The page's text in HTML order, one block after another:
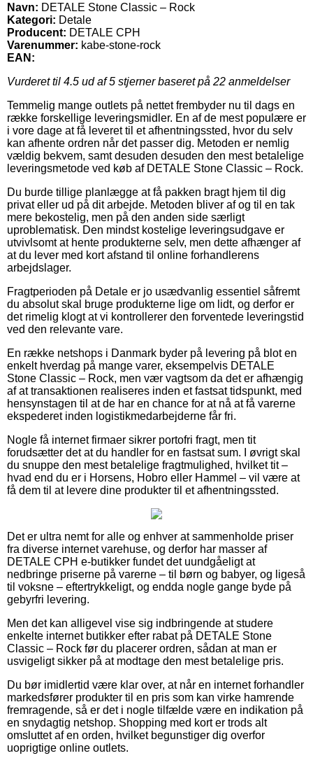
Navn: DETALE Stone Classic – Rock
Kategori: Detale
Producent: DETALE CPH
Varenummer: kabe-stone-rock
EAN:
Vurderet til 4.5 ud af 5 stjerner baseret på 22 anmeldelser
Temmelig mange outlets på nettet frembyder nu til dags en
række forskellige leveringsmidler. En af de mest populære er
i vore dage at få leveret til et afhentningssted, hvor du selv
kan afhente ordren når det passer dig. Metoden er nemlig
vældig bekvem, samt desuden desuden den mest betalelige
leveringsmetode ved køb af DETALE Stone Classic – Rock.
Du burde tillige planlægge at få pakken bragt hjem til dig
privat eller ud på dit arbejde. Metoden bliver af og til en tak
mere bekostelig, men på den anden side særligt
uproblematisk. Den mindst kostelige leveringsudgave er
utvivlsomt at hente produkterne selv, men dette afhænger af
at du lever med kort afstand til online forhandlerens
arbejdslager.
Fragtperioden på Detale er jo usædvanlig essentiel såfremt
du absolut skal bruge produkterne lige om lidt, og derfor er
det rimelig klogt at vi kontrollerer den forventede leveringstid
ved den relevante vare.
En række netshops i Danmark byder på levering på blot en
enkelt hverdag på mange varer, eksempelvis DETALE
Stone Classic – Rock, men vær vagtsom da det er afhængig
af at transaktionen realiseres inden et fastsat tidspunkt, med
hensynstagen til at de har en chance for at nå at få varerne
ekspederet inden logistikmedarbejderne får fri.
Nogle få internet firmaer sikrer portofri fragt, men tit
forudsætter det at du handler for en fastsat sum. I øvrigt skal
du snuppe den mest betalelige fragtmulighed, hvilket tit –
hvad end du er i Horsens, Hobro eller Hammel – vil være at
få dem til at levere dine produkter til et afhentningssted.
Det er ultra nemt for alle og enhver at sammenholde priser
fra diverse internet varehuse, og derfor har masser af
DETALE CPH e-butikker fundet det uundgåeligt at
nedbringe priserne på varerne – til børn og babyer, og ligeså
til voksne – eftertrykkeligt, og endda nogle gange byde på
gebyrfri levering.
Men det kan alligevel vise sig indbringende at studere
enkelte internet butikker efter rabat på DETALE Stone
Classic – Rock før du placerer ordren, sådan at man er
usvigeligt sikker på at modtage den mest betalelige pris.
Du bør imidlertid være klar over, at når en internet forhandler
markedsfører produkter til en pris som kan virke hamrende
fremragende, så er det i nogle tilfælde være en indikation på
en snydagtig netshop. Shopping med kort er trods alt
omsluttet af en orden, hvilket begunstiger dig overfor
uoprigtige online outlets.